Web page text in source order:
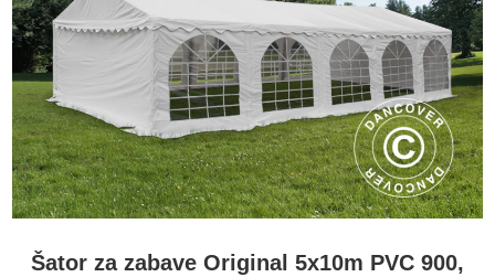
Šator za zabave Original 5x10m PVC 900,